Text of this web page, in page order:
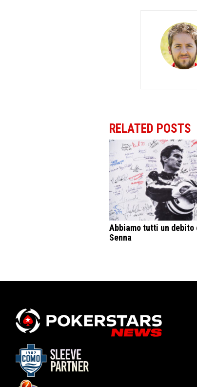
RELATED POSTS
Abbiamo tutti un debito
Senna